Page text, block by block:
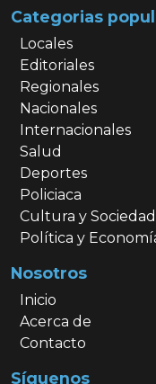
Categorias
Locales
Editoriales
Regionales
Nacionales
Internacionales
Salud
Deportes
Policiaca
Cultura y Sociedad
Política y
Nosotros
Inicio
Acerca de
Contacto
Síguenos